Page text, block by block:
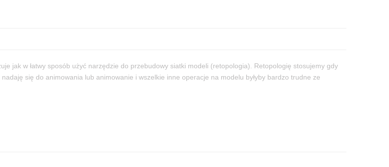
jak w łatwy sposób użyć narzędzie do przebudowy siatki modeli (retopologia). Retopologię stosujemy gdy
się do animowania lub animowanie i wszelkie inne operacje na modelu byłyby bardzo trudne ze